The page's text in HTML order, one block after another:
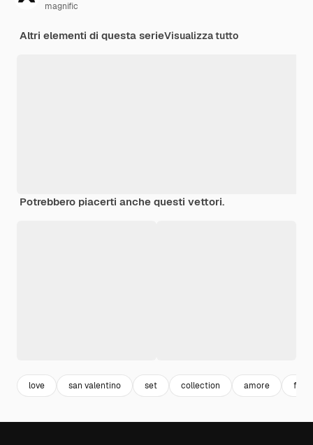
magnific
Altri elementi di questa serieVisualizza tutto
Potrebbero piacerti anche questi vettori.
love san valentino set collection amore